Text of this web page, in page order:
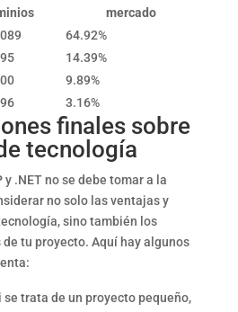
mercado
64.92%
14.39%
9.89%
3.16%
finales sobre
tecnología
.NET no se debe tomar a la
no solo las ventajas y
sino también los
tu proyecto. Aquí hay algunos
se trata de un proyecto pequeño,